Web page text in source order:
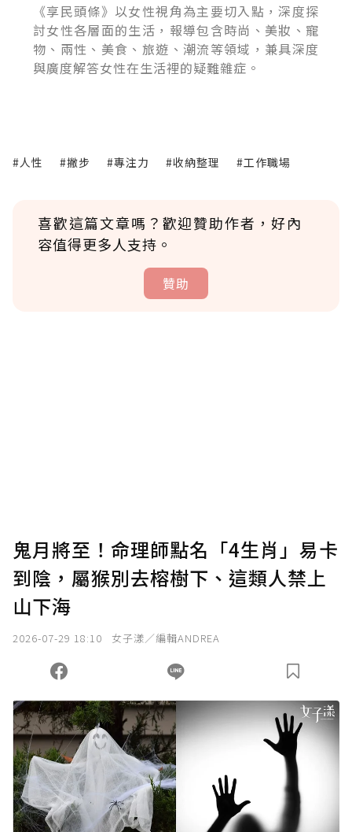
《享民頭條》以女性視角為主要切入點，深度探
討女性各層面的生活，報導包含時尚、美妝、寵
物、兩性、美食、旅遊、潮流等領域，兼具深度
與廣度解答女性在生活裡的疑難雜症。
#人性 #撇步 #專注力 #收納整理 #工作職場
喜歡這篇文章嗎？歡迎贊助作者，好內
容值得更多人支持。
贊助
確認送出
您當前剩餘 U 利點數：0點；前往 購買點數
鬼月將至！命理師點名「4生肖」易卡
到陰，屬猴別去榕樹下、這類人禁上
山下海
2026-07-29 18:10 女子漾／編輯ANDREA